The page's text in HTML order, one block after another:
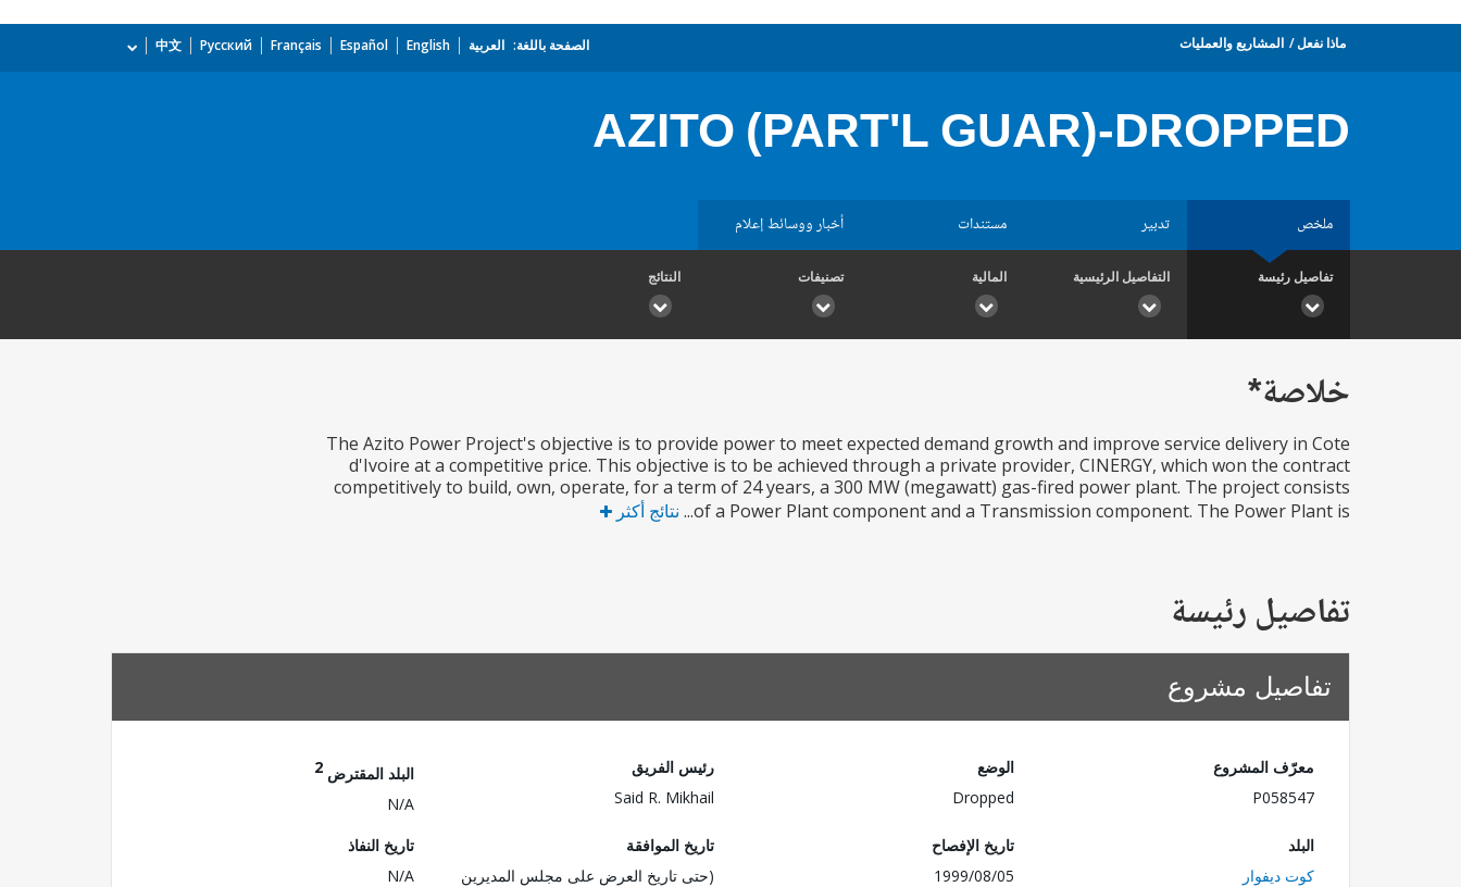
ماذا نفعل المشاريع والعمليات الصفحة باللغة: العربية English
Español
Français
Русский
中文
AZITO (PART'L GUAR)-DROPPED
ملخص تدبير مستندات أخبار ووسائط إعلام
تفاصيل رئيسة التفاصيل الرئيسية المالية تصنيفات النتائج
خلاصة*
The Azito Power Project's objective is to provide power to meet expected demand growth and improve service delivery in Cote
d'Ivoire at a competitive price. This objective is to be achieved through a private provider, CINERGY, which won the contract
competitively to build, own, operate, for a term of 24 years, a 300 MW (megawatt) gas-fired power plant. The project consists
of a Power Plant component and a Transmission component. The Power Plant is...
نتائج أكثر
تفاصيل رئيسة
تفاصيل مشروع
معرّف المشروع
P058547
الوضع
Dropped
رئيس الفريق
Said R. Mikhail
البلد المقترض 2
N/A
البلد
كوت ديفوار
تاريخ الإفصاح
1999/08/05
تاريخ الموافقة
(حتى تاريخ العرض على مجلس المديرين
تاريخ النفاذ
N/A